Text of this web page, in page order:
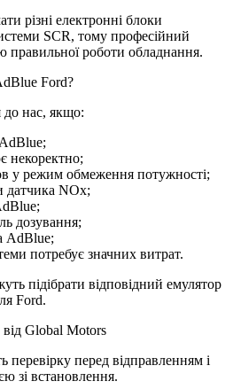
різні електронні блоки
SCR, тому професійний
правильної роботи обладнання.
Ford?
до нас, якщо:
некоректно;
у режим обмеження потужності;
NOx;
дозування;
AdBlue;
потребує значних витрат.
підібрати відповідний емулятор
Ford.
Global Motors
перед відправленням і
зі встановлення.